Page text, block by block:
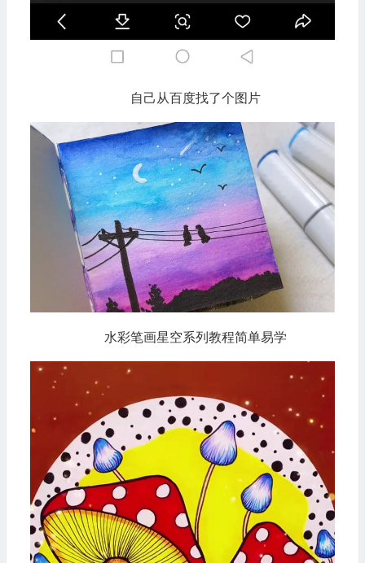
自己从百度找了个图片
水彩笔画星空系列教程简单易学